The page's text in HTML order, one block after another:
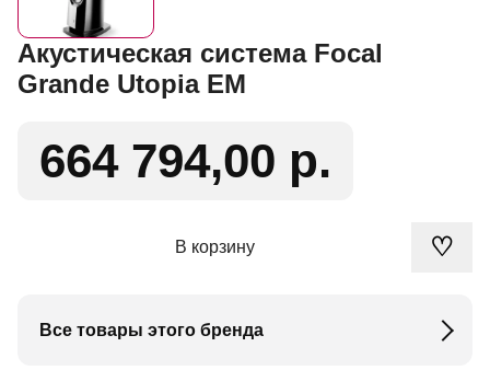
Акустическая система Focal
Grande Utopia EM
664 794,00 р.
В корзину ♡
Все товары этого бренда